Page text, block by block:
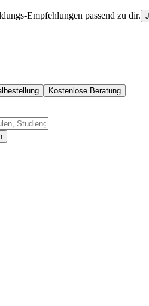
Empfehlungen passend zu dir.
Kostenlose Beratung